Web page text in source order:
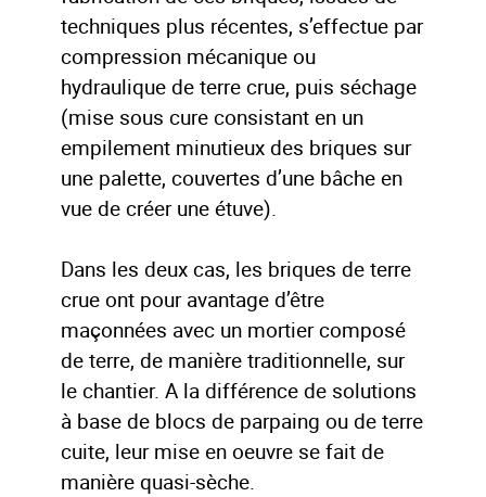
techniques plus récentes, s’effectue par
compression mécanique ou
hydraulique de terre crue, puis séchage
(mise sous cure consistant en un
empilement minutieux des briques sur
une palette, couvertes d’une bâche en
vue de créer une étuve).
Dans les deux cas, les briques de terre
crue ont pour avantage d’être
maçonnées avec un mortier composé
de terre, de manière traditionnelle, sur
le chantier. A la différence de solutions
à base de blocs de parpaing ou de terre
cuite, leur mise en oeuvre se fait de
manière quasi-sèche.